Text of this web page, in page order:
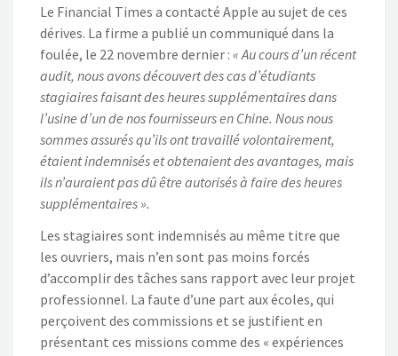
Le Financial Times a contacté Apple au sujet de ces
dérives. La firme a publié un communiqué dans la
foulée, le 22 novembre dernier : « Au cours d’un récent
audit, nous avons découvert des cas d’étudiants
stagiaires faisant des heures supplémentaires dans
l’usine d’un de nos fournisseurs en Chine. Nous nous
sommes assurés qu’ils ont travaillé volontairement,
étaient indemnisés et obtenaient des avantages, mais
ils n’auraient pas dû être autorisés à faire des heures
supplémentaires ».
Les stagiaires sont indemnisés au même titre que
les ouvriers, mais n’en sont pas moins forcés
d’accomplir des tâches sans rapport avec leur projet
professionnel. La faute d’une part aux écoles, qui
perçoivent des commissions et se justifient en
présentant ces missions comme des « expériences